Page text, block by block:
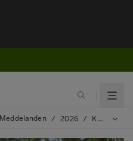
Meddelanden / 2026 / Kundnöjdheten beträffande Metsä Groups virkesdrivning på rekordhög nivå - Gallringskvaliteten på en god nivå även år 2025